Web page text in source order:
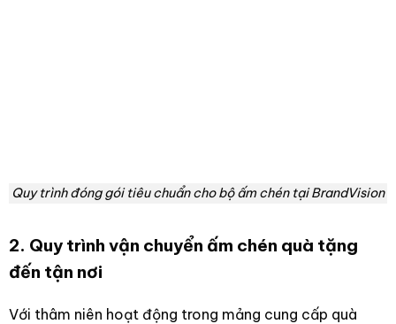
Quy trình đóng gói tiêu chuẩn cho bộ ấm chén tại BrandVision
2. Quy trình vận chuyển ấm chén quà tặng
đến tận nơi
Với thâm niên hoạt động trong mảng cung cấp quà